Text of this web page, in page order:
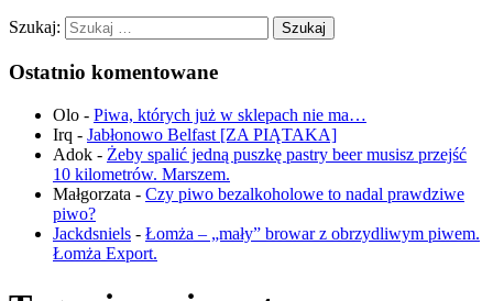
Szukaj:
Ostatnio komentowane
Olo - Piwa, których już w sklepach nie ma…
Irq - Jabłonowo Belfast [ZA PIĄTAKA]
Adok - Żeby spalić jedną puszkę pastry beer musisz przejść
10 kilometrów. Marszem.
Małgorzata - Czy piwo bezalkoholowe to nadal prawdziwe
piwo?
Jackdsniels - Łomża – „mały” browar z obrzydliwym piwem.
Łomża Export.